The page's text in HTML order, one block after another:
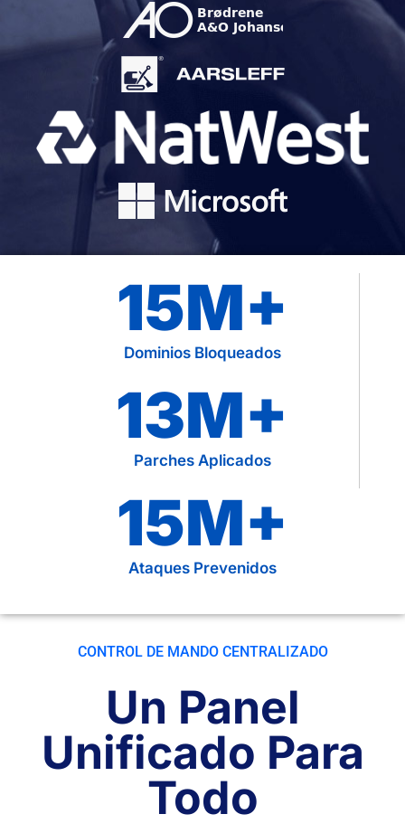
Dominios Bloqueados
15M+
Parches Aplicados
13M+
Ataques Prevenidos
15M+
CONTROL DE MANDO CENTRALIZADO
Un Panel
Unificado Para
Todo